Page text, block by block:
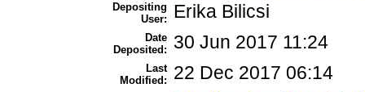
Depositing
User:
Erika Bilicsi
Date
Deposited:
30 Jun 2017 11:24
Last
Modified:
22 Dec 2017 06:14